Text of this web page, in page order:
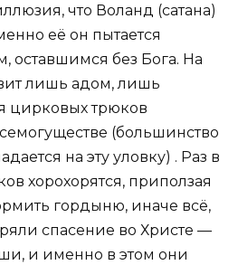
что Воланд (сатана)
её он пытается
оставшимся без Бога. На
лишь адом, лишь
цирковых трюков
(большинство
на эту уловку) . Раз в
хорохорятся, приползая
гордыню, иначе всё,
спасение во Христе —
и именно в этом они